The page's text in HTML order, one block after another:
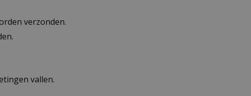
verzonden.
vallen.